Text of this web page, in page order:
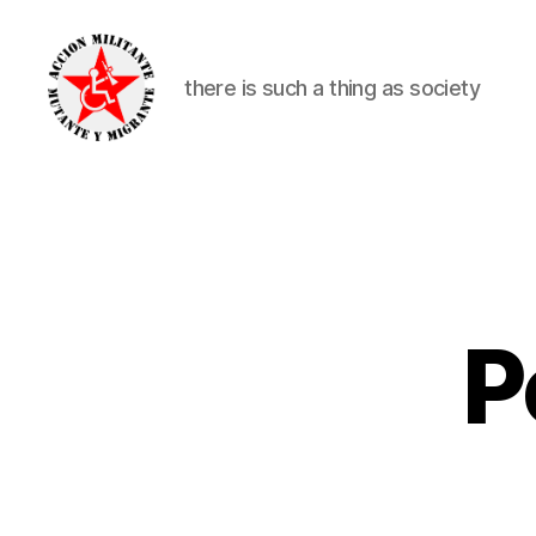
there is such a thing as society